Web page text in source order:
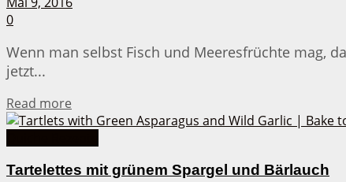
0
Wenn man selbst Fisch und Meeresfrüchte mag,
jetzt...
Read more
Tartelettes mit grünem Spargel und Bärlauch